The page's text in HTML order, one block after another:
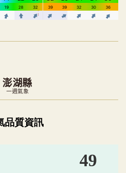
澎湖縣
一週氣象
為視覺預覽，完整即時空